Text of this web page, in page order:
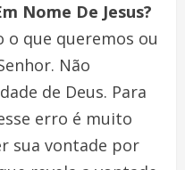
Nome De Jesus?
o que queremos ou
Não
de Deus. Para
erro é muito
sua vontade por